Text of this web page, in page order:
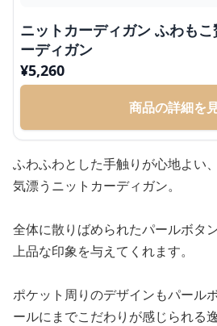
ニットカーディガン ふわも
ーディガン
¥5,260
商品の詳細を
ふわふわとした手触りが心地よい
気漂うニットカーディガン。
全体に散りばめられたパールボタ
上品な印象を与えてくれます。
ポケット周りのデザインもパール
ールにまでこだわりが感じられる逸